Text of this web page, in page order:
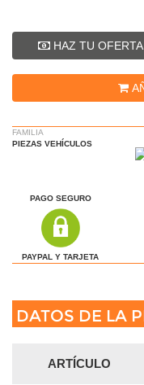
HAZ TU OFERTA
FAMILIA
PIEZAS VEHÍCULOS
PAGO SEGURO
PAYPAL Y TARJETA
DATOS DE LA
ARTÍCULO